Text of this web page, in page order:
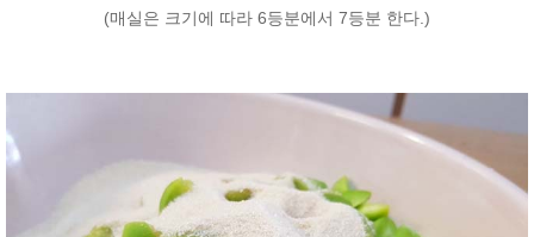
(매실은 크기에 따라 6등분에서 7등분 한다.)